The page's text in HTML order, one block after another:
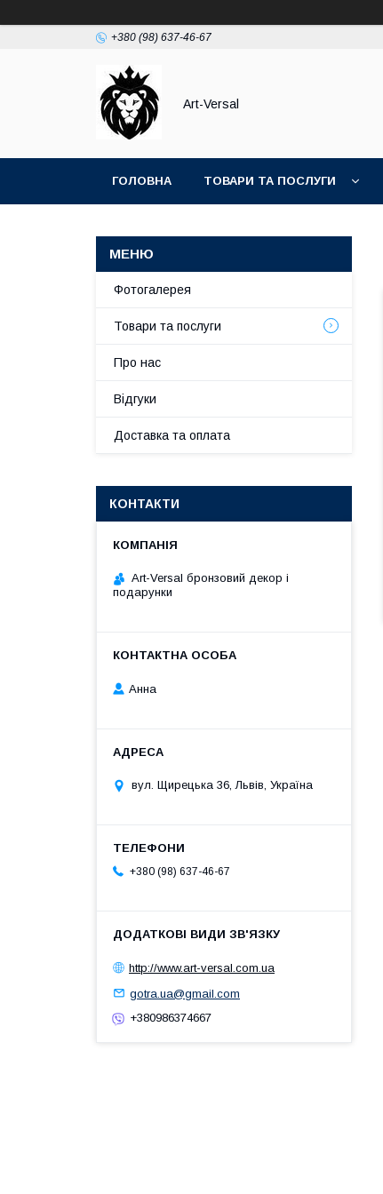
+380 (98) 637-46-67
Аrt-Versal
ГОЛОВНА ТОВАРИ ТА ПОСЛУГИ
Фотогалерея
Товари та послуги
Про нас
Відгуки
Доставка та оплата
КОНТАКТИ
Art-Versal бронзовий декор і
подарунки
Анна
вул. Щирецька 36, Львів, Україна
+380 (98) 637-46-67
http://www.art-versal.com.ua
gotra.ua@gmail.com
+380986374667